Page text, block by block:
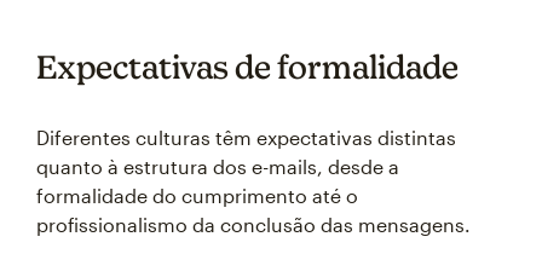
Expectativas de formalidade
Diferentes culturas têm expectativas distintas
quanto à estrutura dos e-mails, desde a
formalidade do cumprimento até o
profissionalismo da conclusão das mensagens.